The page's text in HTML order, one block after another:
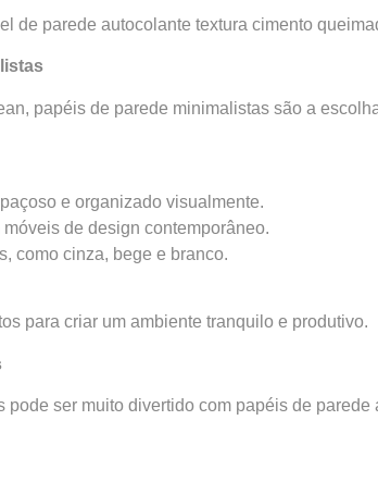
de parede autocolante textura cimento
papéis de parede minimalistas são a
e organizado visualmente.
de design contemporâneo.
como cinza, bege e branco.
para criar um ambiente tranquilo e produtivo.
pode ser muito divertido com papéis de